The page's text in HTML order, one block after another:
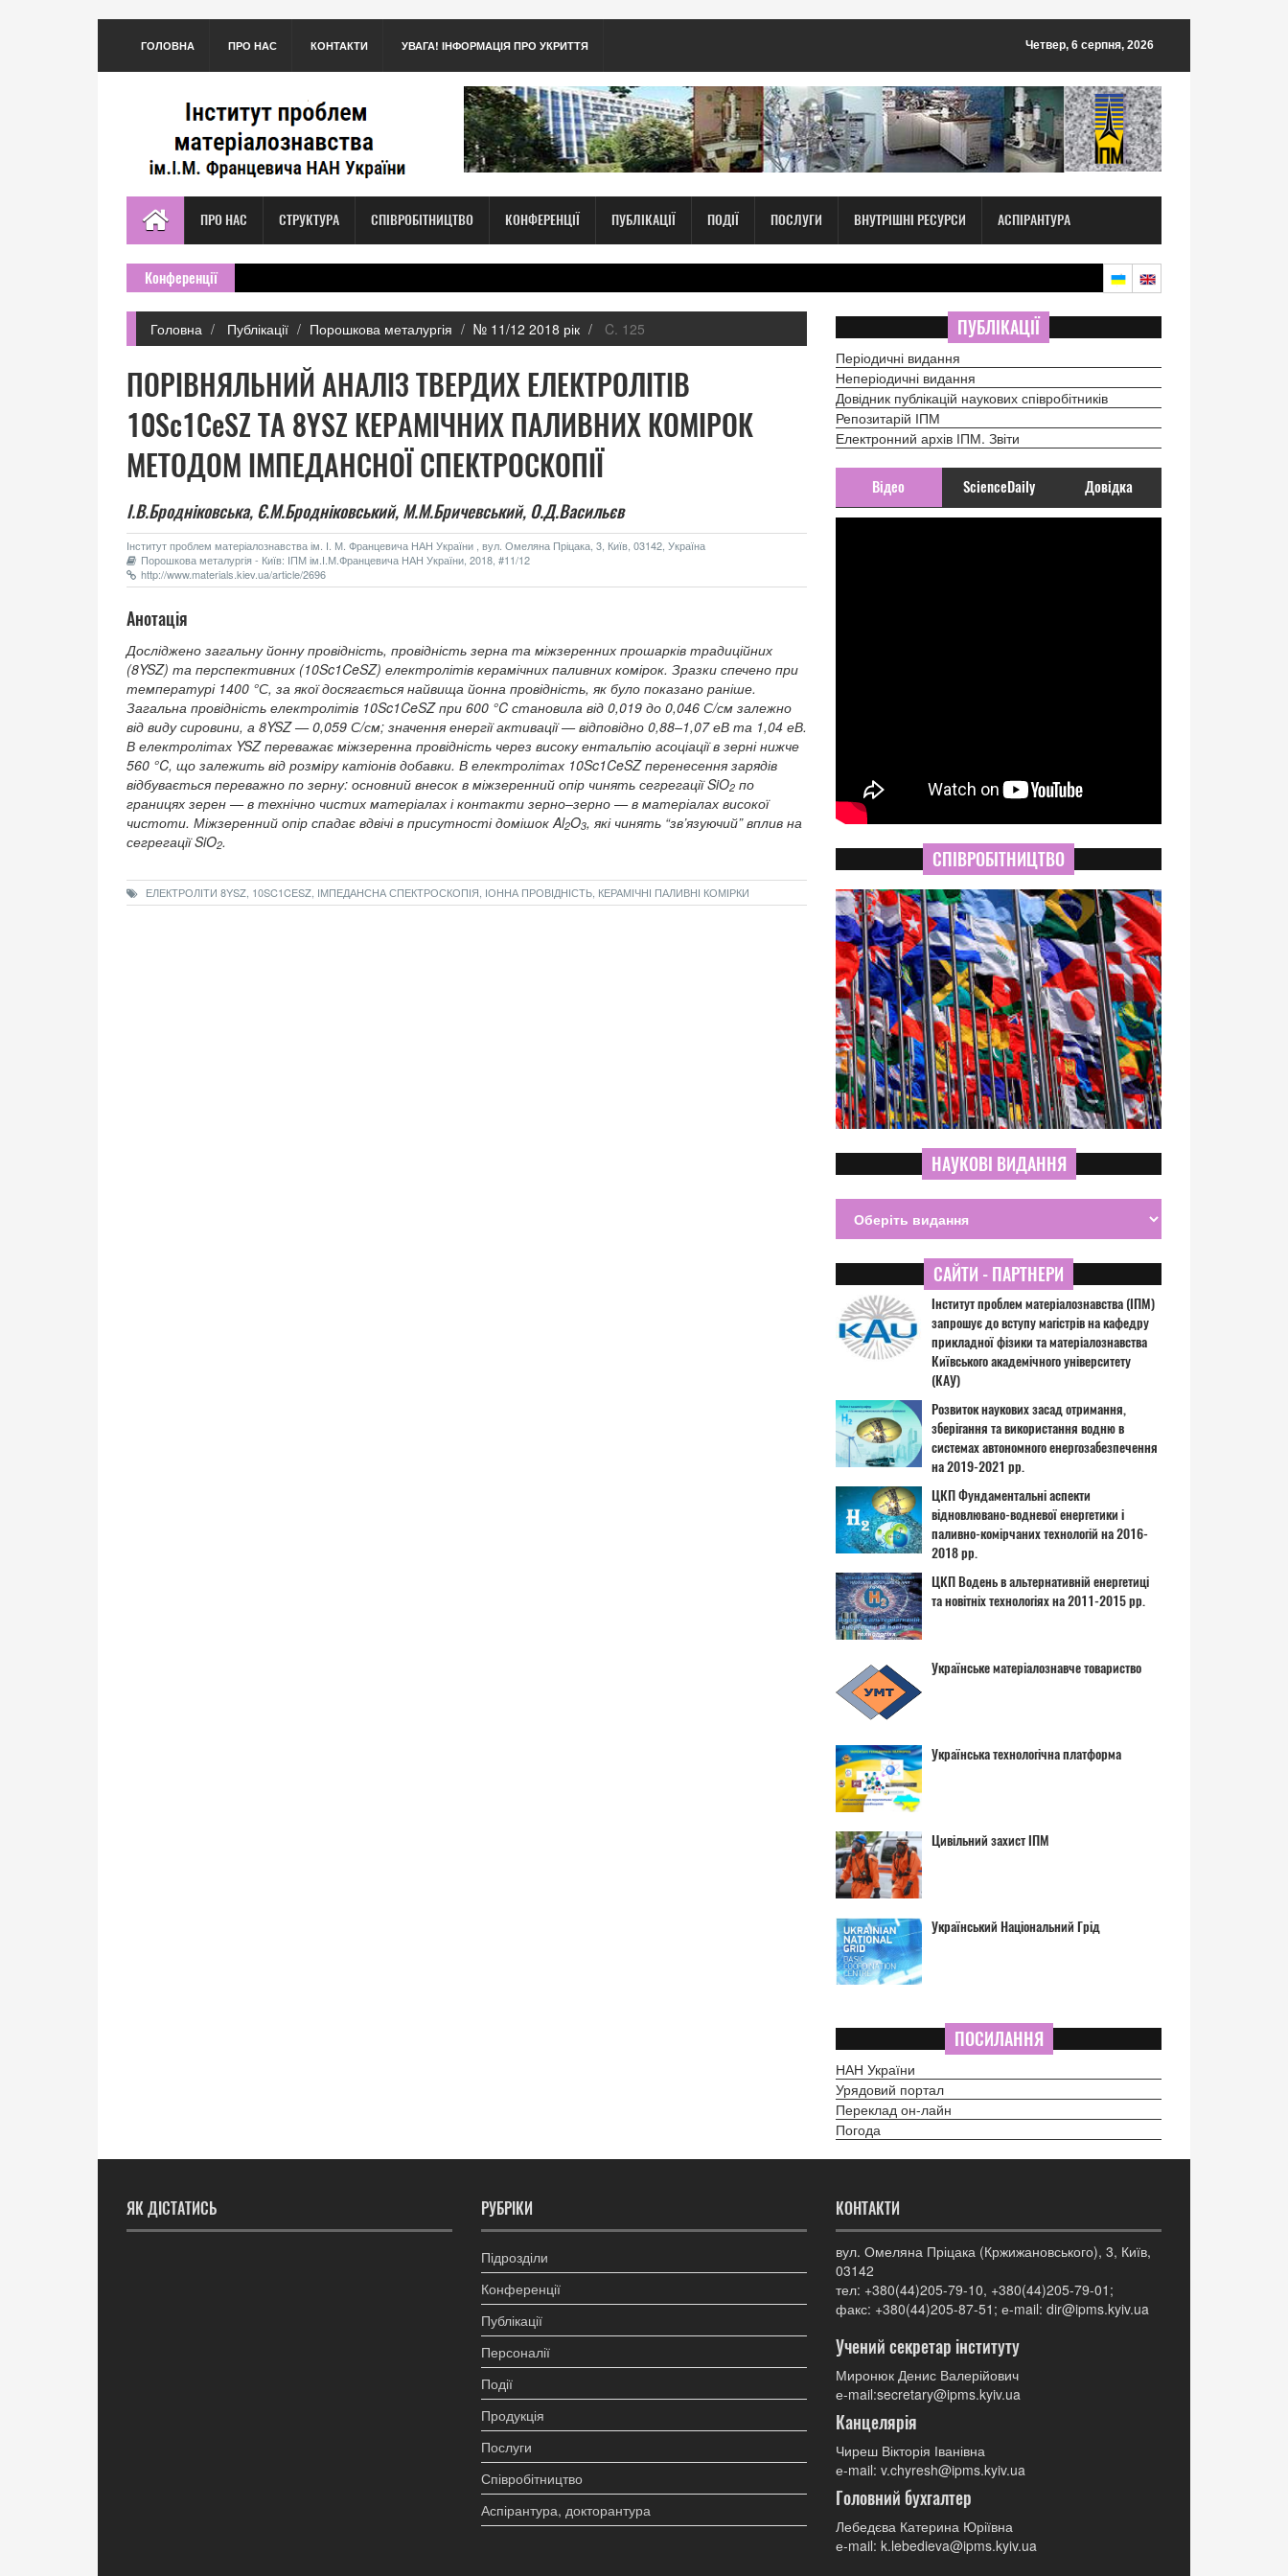
ГОЛОВНА ПРО НАС КОНТАКТИ УВАГА! ІНФОРМАЦІЯ ПРО УКРИТТЯ Четвер, 6 серпня, 2026
ПРО НАС СТРУКТУРА СПІВРОБІТНИЦТВО КОНФЕРЕНЦІЇ ПУБЛІКАЦІЇ ПОДІЇ ПОСЛУГИ ВНУТРІШНІ РЕСУРСИ АСПІРАНТУРА
Конференції
Головна Публікації Порошкова металургія № 11/12 2018 рік C. 125
ПОРІВНЯЛЬНИЙ АНАЛІЗ ТВЕРДИХ ЕЛЕКТРОЛІТІВ
10Sc1CeSZ ТА 8YSZ КЕРАМІЧНИХ ПАЛИВНИХ КОМІРОК
МЕТОДОМ ІМПЕДАНСНОЇ СПЕКТРОСКОПІЇ
І.В.Бродніковська, Є.М.Бродніковський, М.М.Бричевський, О.Д.Васильєв
Інститут проблем матеріалознавства ім. І. М. Францевича НАН України , вул. Омеляна Пріцака, 3, Київ, 03142, Україна
Порошкова металургія - Київ: ІПМ ім.І.М.Францевича НАН України, 2018, #11/12
http://www.materials.kiev.ua/article/2696
Анотація
Досліджено загальну йонну провідність, провідність зерна та міжзеренних прошарків традиційних
(8YSZ) та перспективних (10Sc1CeSZ) електролітів керамічних паливних комірок. Зразки спечено при
температурі 1400 °С, за якої досягається найвища йонна провідність, як було показано раніше.
Загальна провідність електролітів 10Sc1CeSZ при 600 °C становила від 0,019 до 0,046 С/см залежно
від виду сировини, а 8YSZ — 0,059 С/см; значення енергії активації — відповідно 0,88–1,07 еВ та 1,04 еВ.
В електролітах YSZ переважає міжзеренна провідність через високу ентальпію асоціації в зерні нижче
560 °C, що залежить від розміру катіонів добавки. В електролітах 10Sc1CeSZ перенесення зарядів
відбувається переважно по зерну: основний внесок в міжзеренний опір чинять сегрегації SiO2 по
границях зерен — в технічно чистих матеріалах і контакти зерно–зерно — в матеріалах високої
чистоти. Міжзеренний опір спадає вдвічі в присутності домішок Al2O3, які чинять “зв’язуючий” вплив на
сегрегації SiO2.
ЕЛЕКТРОЛІТИ 8YSZ, 10SC1CESZ, ІМПЕДАНСНА СПЕКТРОСКОПІЯ, ІОННА ПРОВІДНІСТЬ, КЕРАМІЧНІ ПАЛИВНІ КОМІРКИ
ПУБЛІКАЦІЇ
Періодичні видання
Неперіодичні видання
Довідник публікацій наукових співробітників
Репозитарій ІПМ
Електронний архів ІПМ. Звіти
Відео ScienceDaily Довідка
СПІВРОБІТНИЦТВО
НАУКОВІ ВИДАННЯ
САЙТИ - ПАРТНЕРИ
Інститут проблем матеріалознавства (ІПМ)
запрошує до вступу магістрів на кафедру
прикладної фізики та матеріалознавства
Київського академічного університету
(КАУ)
Розвиток наукових засад отримання,
зберігання та використання водню в
системах автономного енергозабезпечення
на 2019-2021 рр.
ЦКП Фундаментальні аспекти
відновлювано-водневої енергетики і
паливно-комірчаних технологій на 2016-
2018 рр.
ЦКП Водень в альтернативній енергетиці
та новітніх технологіях на 2011-2015 рр.
Українське матеріалознавче товариство
Українська технологічна платформа
Цивільний захист ІПМ
Український Національний Грід
ПОСИЛАННЯ
НАН України
Урядовий портал
Переклад он-лайн
Погода
ЯК ДІСТАТИСЬ РУБРІКИ
Підрозділи
Конференції
Публікації
Персоналії
Події
Продукція
Послуги
Співробітництво
Аспірантура, докторантура
КОНТАКТИ
вул. Омеляна Пріцака (Кржижановського), 3, Київ,
03142
тел: +380(44)205-79-10, +380(44)205-79-01;
факс: +380(44)205-87-51; е-mail: dir@ipms.kyiv.ua
Учений секретар інституту
Миронюк Денис Валерійович
е-mail:secretary@ipms.kyiv.ua
Канцелярія
Чиреш Вікторія Іванівна
е-mail: v.chyresh@ipms.kyiv.ua
Головний бухгалтер
Лебедєва Катерина Юріївна
е-mail: k.lebedieva@ipms.kyiv.ua